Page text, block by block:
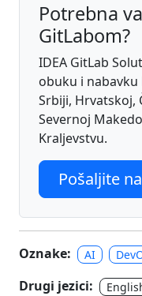
Potrebna
GitLabom?
IDEA GitLab
obuku i nabavku
Srbiji, Hrvatskoj,
Severnoj
Kraljevstvu.
Pošaljite
Oznake: AI
Drugi jezici: